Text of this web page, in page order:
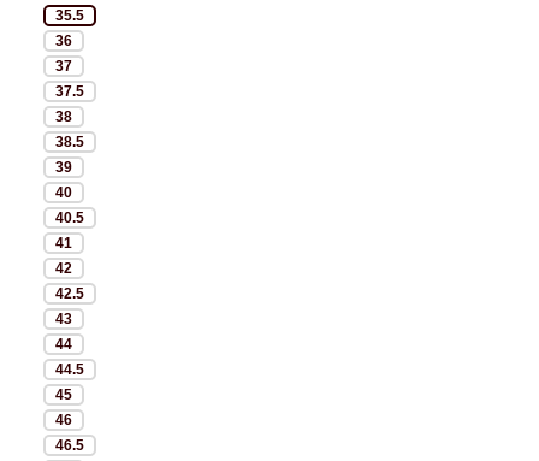
35.5
36
37
37.5
38
38.5
39
40
40.5
41
42
42.5
43
44
44.5
45
46
46.5